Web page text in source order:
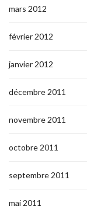
mars 2012
février 2012
janvier 2012
décembre 2011
novembre 2011
octobre 2011
septembre 2011
mai 2011